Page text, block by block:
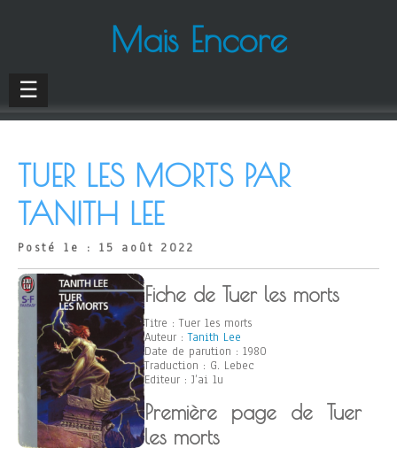
Mais Encore
☰
TUER LES MORTS PAR
TANITH LEE
Posté le : 15 août 2022
Fiche de Tuer les morts
Titre : Tuer les morts
Auteur :Tanith Lee
Date de parution : 1980
Traduction : G. Lebec
Editeur : J’ai lu
Première page de Tuer
les morts